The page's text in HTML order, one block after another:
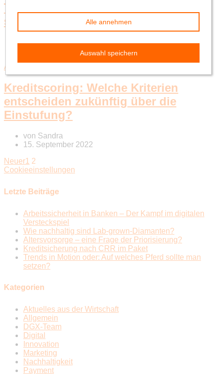
Texten mit Künstlicher Intelligenz –
schöne digitale Welt?
vonSandra
Aktuelles aus der Wirtschaft
Kreditscoring: Welche Kriterien
entscheiden zukünftig über die
Einstufung?
von Sandra
15. September 2022
Neuer1 2
Cookieeinstellungen
Letzte Beiträge
Arbeitssicherheit in Banken – Der Kampf im digitalen
Versteckspiel
Wie nachhaltig sind Lab-grown-Diamanten?
Altersvorsorge – eine Frage der Priorisierung?
Kreditsicherung nach CRR im Paket
Trends in Motion oder: Auf welches Pferd sollte man
setzen?
Kategorien
Aktuelles aus der Wirtschaft
Allgemein
DGX-Team
Digital
Innovation
Marketing
Nachhaltigkeit
Payment